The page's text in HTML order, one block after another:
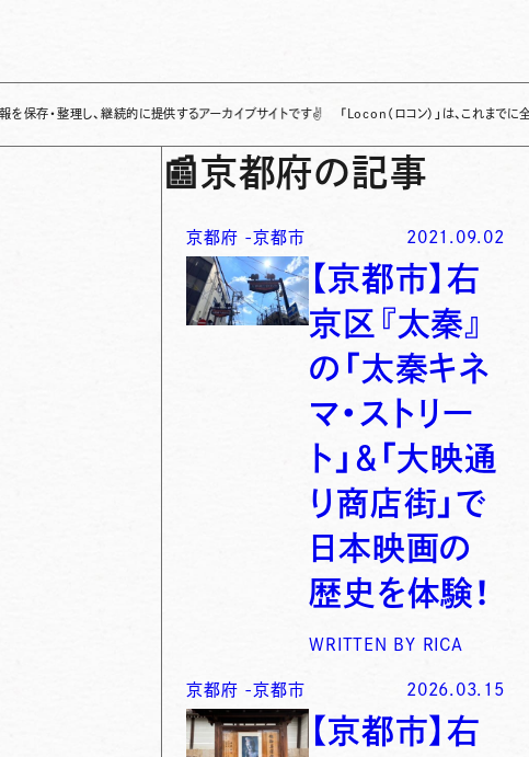
し、継続的に提供するアーカイブサイトです✌ 「Locon（ロコン）」は、これまでに全国各地で
📰京都府の記事
京都府 -京都市 2021.09.02
【京都市】右
京区『太秦』
の「太秦キネ
マ・ストリー
ト」＆「大映通
り商店街」で
日本映画の
歴史を体験！
WRITTEN BY RICA
京都府 -京都市 2026.03.15
【京都市】右